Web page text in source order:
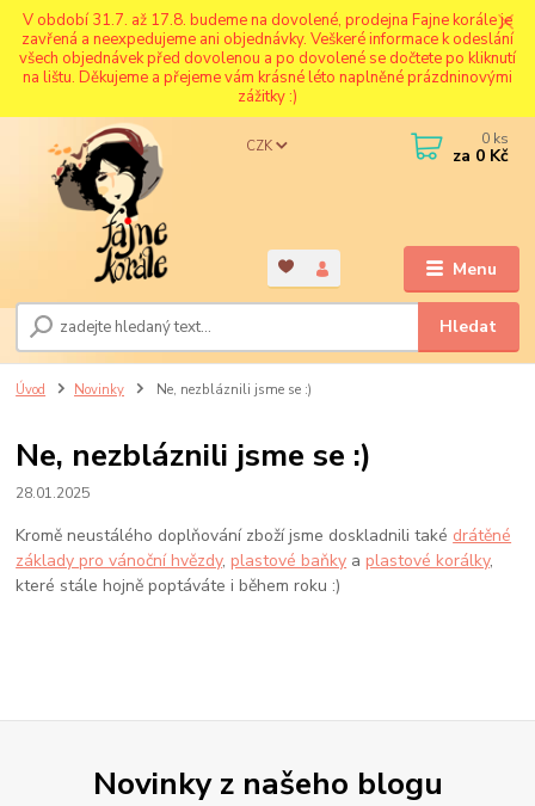
V období 31.7. až 17.8. budeme na dovolené, prodejna Fajne korále je
zavřená a neexpedujeme ani objednávky. Veškeré informace k odeslání
všech objednávek před dovolenou a po dovolené se dočtete po kliknutí
na lištu. Děkujeme a přejeme vám krásné léto naplněné prázdninovými
zážitky :)
Menu
CZK
Hledat
0 ks
za 0 Kč
Úvod Novinky Ne, nezbláznili jsme se :)
Ne, nezbláznili jsme se :)
28.01.2025
Kromě neustálého doplňování zboží jsme doskladnili také drátěné
základy pro vánoční hvězdy, plastové baňky a plastové korálky,
které stále hojně poptáváte i během roku :)
Novinky z našeho blogu